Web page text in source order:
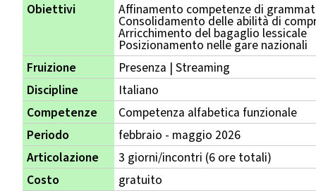
Obiettivi
Affinamento competenze di
Consolidamento delle abilità di
Arricchimento del bagaglio lessicale
Posizionamento nelle gare nazionali
Fruizione
Presenza | Streaming
Discipline
Italiano
Competenze
Competenza alfabetica funzionale
Periodo
febbraio - maggio 2026
Articolazione
3 giorni/incontri (6 ore totali)
Costo
gratuito